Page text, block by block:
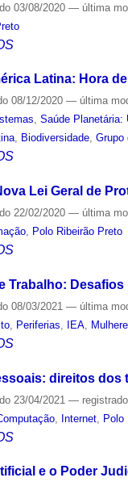
03/08/2020— última
Latina: Hora
08/12/2020— última
,Saúde Planetária:
, Biodiversidade,Grupo
Lei Geral de
22/02/2020— última
, Polo Ribeirão Preto
Trabalho:
08/03/2021— última
Periferias IEA
direitos
23/04/2021—
Internet Polo
e o Poder